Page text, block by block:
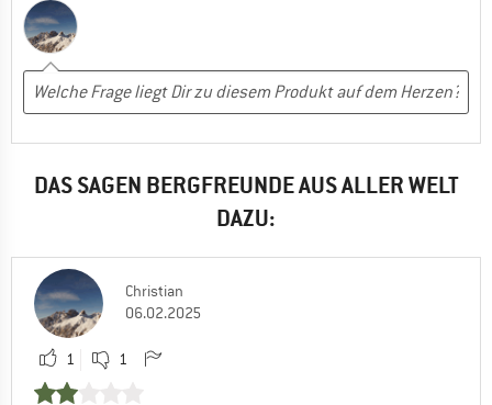
DAS SAGEN BERGFREUNDE AUS ALLER WELT
DAZU:
Christian
06.02.2025
1 1